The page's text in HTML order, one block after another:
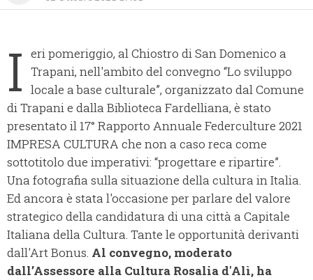
I eri pomeriggio, al Chiostro di San Domenico a
Trapani, nell'ambito del convegno “Lo sviluppo
locale a base culturale”, organizzato dal Comune
di Trapani e dalla Biblioteca Fardelliana, è stato
presentato il 17° Rapporto Annuale Federculture 2021
IMPRESA CULTURA che non a caso reca come
sottotitolo due imperativi: “progettare e ripartire”.
Una fotografia sulla situazione della cultura in Italia.
Ed ancora è stata l'occasione per parlare del valore
strategico della candidatura di una città a Capitale
Italiana della Cultura. Tante le opportunità derivanti
dall'Art Bonus. Al convegno, moderato
dall’Assessore alla Cultura Rosalia d'Alì, ha